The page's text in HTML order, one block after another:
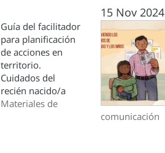
Guía del facilitador
para planificación
de acciones en
territorio.
Cuidados del
recién nacido/a
Materiales de
15 Nov 2024
comunicación